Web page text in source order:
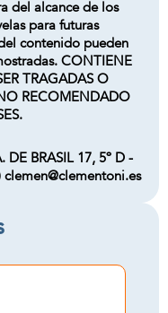
del alcance de los
para futuras
contenido pueden
CONTIENE
TRAGADAS O
RECOMENDADO
BRASIL 17, 5º D -